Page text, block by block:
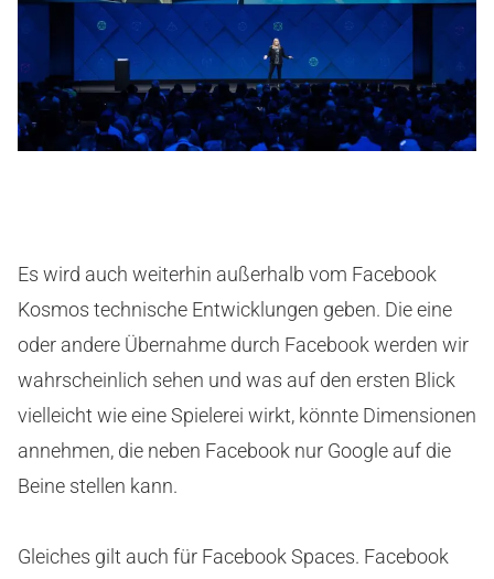
Es wird auch weiterhin außerhalb vom Facebook
Kosmos technische Entwicklungen geben. Die eine
oder andere Übernahme durch Facebook werden wir
wahrscheinlich sehen und was auf den ersten Blick
vielleicht wie eine Spielerei wirkt, könnte Dimensionen
annehmen, die neben Facebook nur Google auf die
Beine stellen kann.
Gleiches gilt auch für Facebook Spaces. Facebook